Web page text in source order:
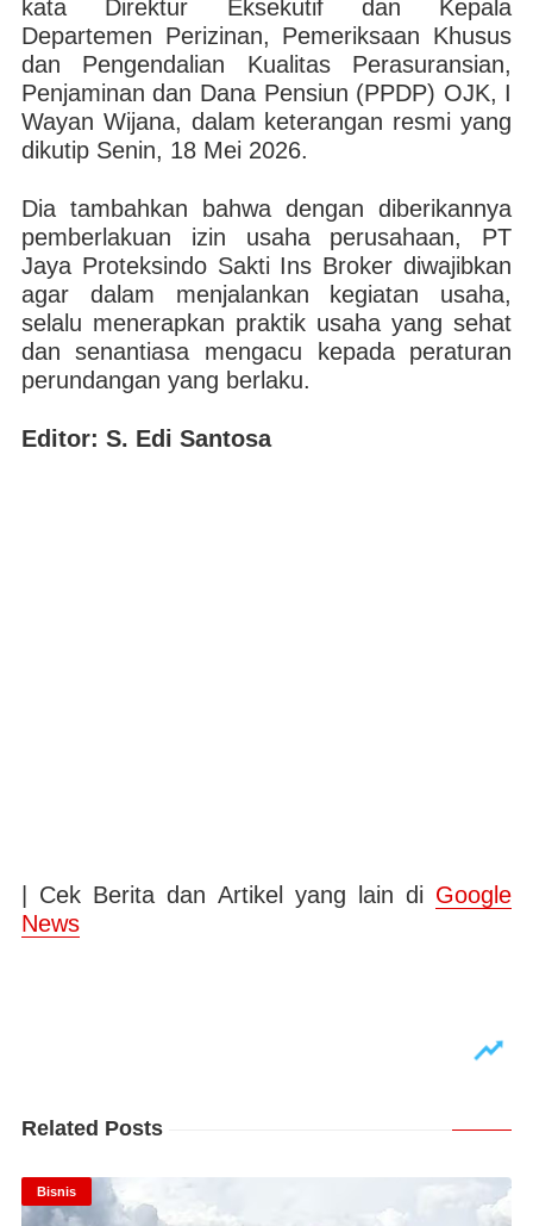
kata Direktur Eksekutif dan Kepala
Departemen Perizinan, Pemeriksaan Khusus
dan Pengendalian Kualitas Perasuransian,
Penjaminan dan Dana Pensiun (PPDP) OJK, I
Wayan Wijana, dalam keterangan resmi yang
dikutip Senin, 18 Mei 2026.
Dia tambahkan bahwa dengan diberikannya
pemberlakuan izin usaha perusahaan, PT
Jaya Proteksindo Sakti Ins Broker diwajibkan
agar dalam menjalankan kegiatan usaha,
selalu menerapkan praktik usaha yang sehat
dan senantiasa mengacu kepada peraturan
perundangan yang berlaku.
Editor: S. Edi Santosa
| Cek Berita dan Artikel yang lain di Google
News
Related Posts
Bisnis